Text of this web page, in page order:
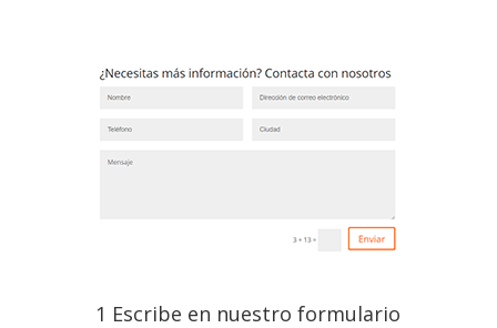
1 Escribe en nuestro formulario